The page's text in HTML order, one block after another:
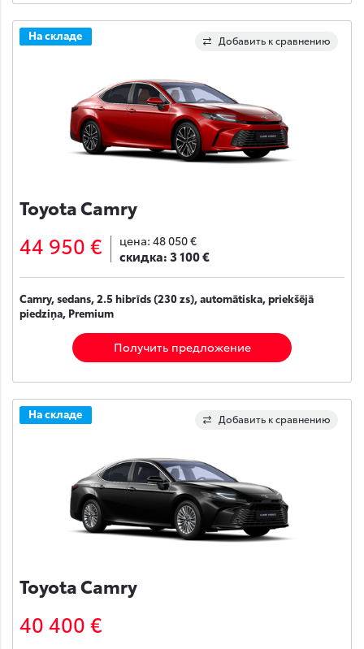
Добавить к сравнению
На складе
Toyota Camry
44 950 € цена: 48 050 €
скидка:3 100 €
Camry, sedans, 2.5 hibrīds (230 zs), automātiska, priekšējā
piedziņa, Premium
Получить предложение
Добавить к сравнению
На складе
Toyota Camry
40 400 €